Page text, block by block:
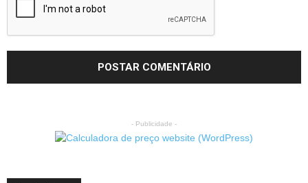
- Publicidade -